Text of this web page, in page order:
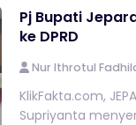
Pj Bupati
ke DPRD
Nur Ithrotul
KlikFakta.com,
Supriyanta